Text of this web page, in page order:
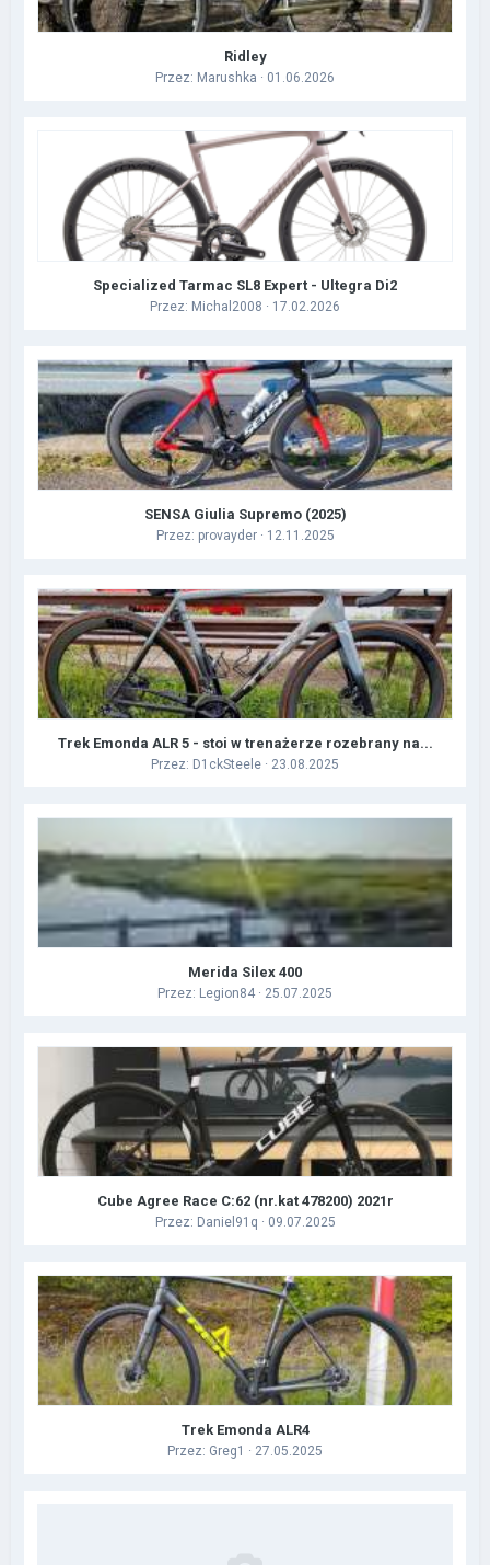
Ridley
Przez: Marushka · 01.06.2026
Specialized Tarmac SL8 Expert - Ultegra Di2
Przez: Michal2008 · 17.02.2026
SENSA Giulia Supremo (2025)
Przez: provayder· 12.11.2025
Trek Emonda ALR 5 - stoi w trenażerze rozebrany na...
Przez: D1ckSteele · 23.08.2025
Merida Silex 400
Przez: Legion84 · 25.07.2025
Cube Agree Race C:62 (nr.kat 478200) 2021r
Przez: Daniel91q · 09.07.2025
Trek Emonda ALR4
Przez: Greg1 · 27.05.2025